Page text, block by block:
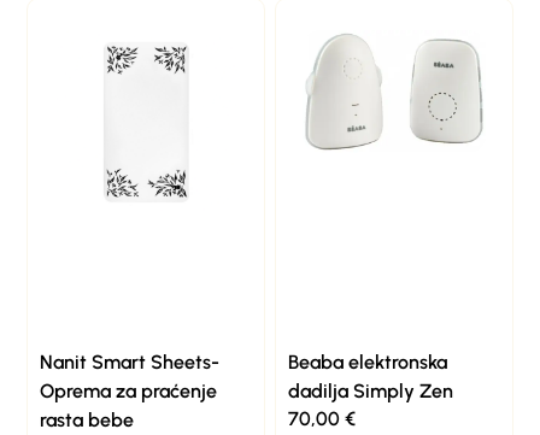
Nanit Smart Sheets-
Oprema za praćenje
rasta bebe
Beaba elektronska
dadilja Simply Zen
70,00 €